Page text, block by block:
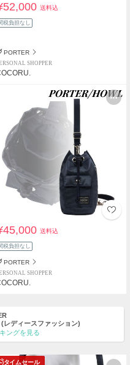
送料込
税負担なし
PORTER
SHOPPER
送料込
税負担なし
PORTER
SHOPPER
(レディースファッション)
ングを見る
タイムセール